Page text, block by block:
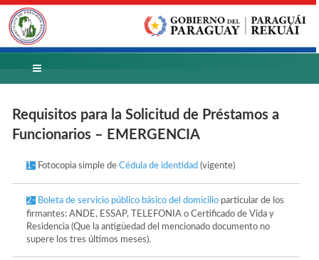
Requisitos para la Solicitud de Préstamos a
Funcionarios – EMERGENCIA
1- Fotocopia simple de Cédula de identidad (vigente)
2- Boleta de servicio público básico del domicilio particular de los
firmantes: ANDE, ESSAP, TELEFONIA o Certificado de Vida y
Residencia (Que la antigüedad del mencionado documento no
supere los tres últimos meses).